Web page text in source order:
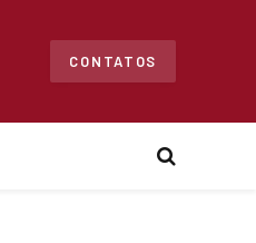
CONTATOS